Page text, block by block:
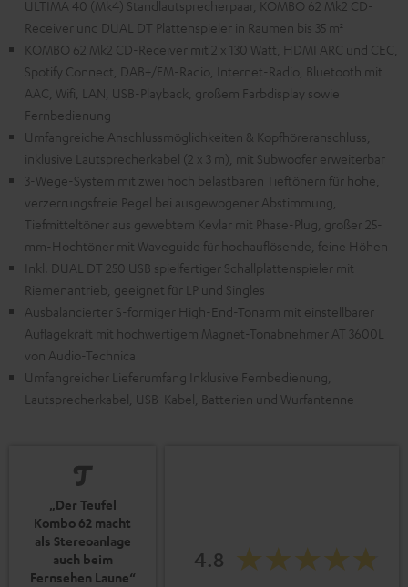
ULTIMA 40 (Mk4) Standlautsprecherpaar, KOMBO 62 Mk2 CD-
Receiver und DUAL DT Plattenspieler in Räumen bis 35 m²
KOMBO 62 Mk2 CD-Receiver mit 2 x 130 Watt, HDMI ARC und CEC,
Spotify Connect, DAB+/FM-Radio, Internet-Radio, Bluetooth mit
AAC, Wifi, LAN, USB-Playback, großem Farbdisplay sowie
Fernbedienung
Umfangreiche Anschlussmöglichkeiten & Kopfhöreranschluss,
inklusive Lautsprecherkabel (2 x 3 m), mit Subwoofer erweiterbar
3-Wege-System mit zwei hoch belastbaren Tieftönern für hohe,
verzerrungsfreie Pegel bei ausgewogener Abstimmung,
Tiefmitteltöner aus gewebtem Kevlar mit Phase-Plug, großer 25-
mm-Hochtöner mit Waveguide für hochauflösende, feine Höhen
Inkl. DUAL DT 250 USB spielfertiger Schallplattenspieler mit
Riemenantrieb, geeignet für LP und Singles
Ausbalancierter S-förmiger High-End-Tonarm mit einstellbarer
Auflagekraft mit hochwertigem Magnet-Tonabnehmer AT 3600L
von Audio-Technica
Umfangreicher Lieferumfang Inklusive Fernbedienung,
Lautsprecherkabel, USB-Kabel, Batterien und Wurfantenne
„Der Teufel
Kombo 62 macht
als Stereoanlage
auch beim
Fernsehen Laune“
4.8